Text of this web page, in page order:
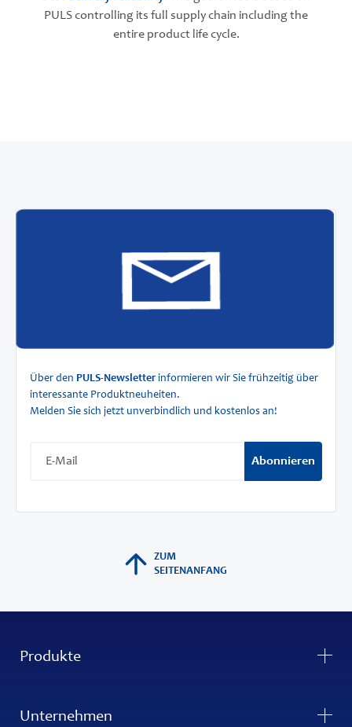
PULS controlling its full supply chain including the
entire product life cycle.
Über den PULS-Newsletter informieren wir Sie frühzeitig über
interessante Produktneuheiten.
Melden Sie sich jetzt unverbindlich und kostenlos an!
Abonnieren
ZUM
SEITENANFANG
Produkte
Unternehmen